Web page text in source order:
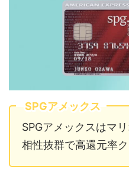
SPGアメックス
SPGアメックスはマ
相性抜群で高還元率